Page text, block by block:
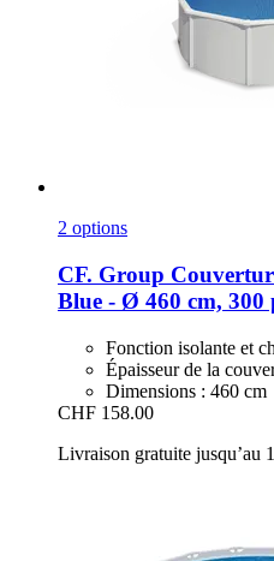
2 options
CF. Group
Blue -​ Ø 460 cm, 300
Fonction isolante et
Épaisseur de la
Dimensions : 460 cm
CHF 158.00
Livraison gratuite jusqu’au